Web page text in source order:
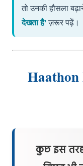
तो उनकी हौसला
देखता है'ज़रूर पढ़ें।
Haathon
कुछ इस